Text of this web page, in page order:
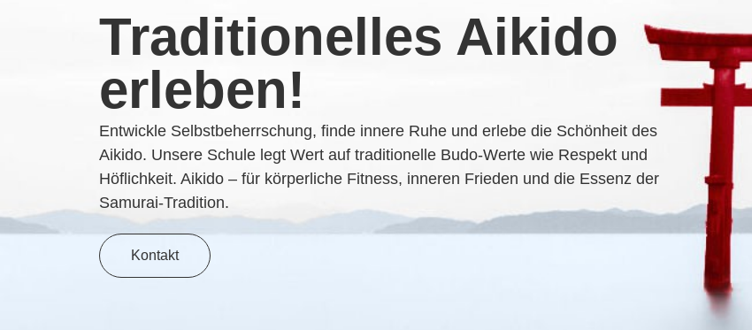
Traditionelles Aikido
erleben!
Entwickle Selbstbeherrschung, finde innere Ruhe und erlebe die Schönheit des
Aikido. Unsere Schule legt Wert auf traditionelle Budo-Werte wie Respekt und
Höflichkeit. Aikido – für körperliche Fitness, inneren Frieden und die Essenz der
Samurai-Tradition.
Kontakt